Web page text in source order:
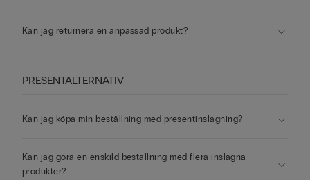
Kan jag returnera en anpassad produkt?
PRESENTALTERNATIV
Kan jag köpa min beställning med presentinslagning?
Kan jag göra en enskild beställning med flera inslagna
produkter?